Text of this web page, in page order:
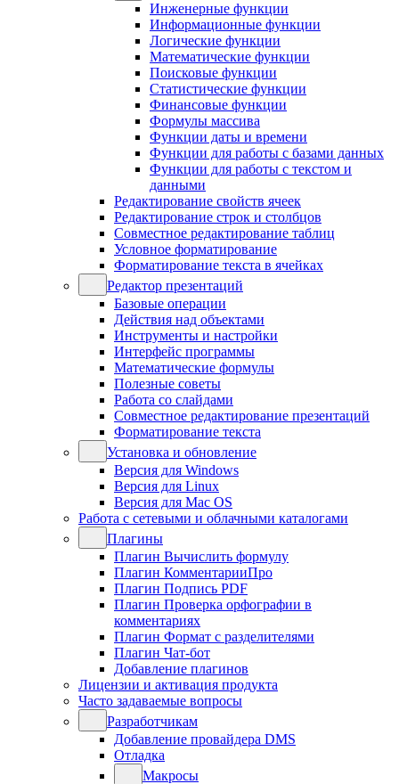
Инженерные функции
Информационные функции
Логические функции
Математические функции
Поисковые функции
Статистические функции
Финансовые функции
Формулы массива
Функции даты и времени
Функции для работы с базами данных
Функции для работы с текстом и
данными
Редактирование свойств ячеек
Редактирование строк и столбцов
Совместное редактирование таблиц
Условное форматирование
Форматирование текста в ячейках
Редактор презентаций
Базовые операции
Действия над объектами
Инструменты и настройки
Интерфейс программы
Математические формулы
Полезные советы
Работа со слайдами
Совместное редактирование презентаций
Форматирование текста
Установка и обновление
Версия для Windows
Версия для Linux
Версия для Mac OS
Работа с сетевыми и облачными каталогами
Плагины
Плагин Вычислить формулу
Плагин КомментарииПро
Плагин Подпись PDF
Плагин Проверка орфографии в
комментариях
Плагин Формат с разделителями
Плагин Чат-бот
Добавление плагинов
Лицензии и активация продукта
Часто задаваемые вопросы
Разработчикам
Добавление провайдера DMS
Отладка
Макросы